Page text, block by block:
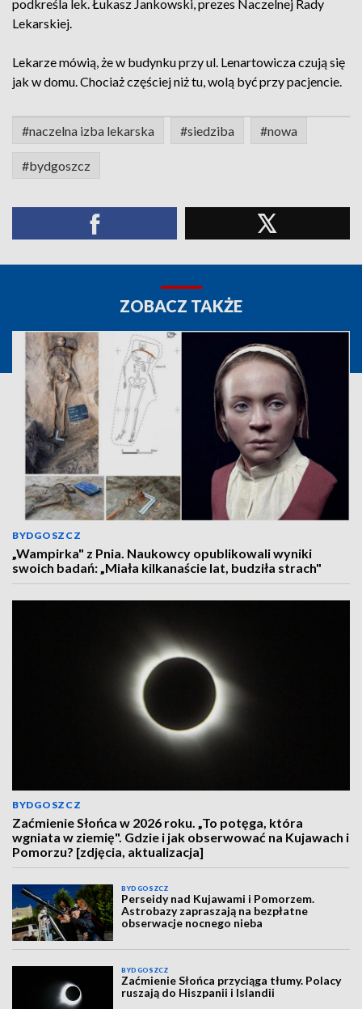
podkreśla lek. Łukasz Jankowski, prezes Naczelnej Rady
Lekarskiej.
Lekarze mówią, że w budynku przy ul. Lenartowicza czują się
jak w domu. Chociaż częściej niż tu, wolą być przy pacjencie.
#naczelna izba lekarska #siedziba #nowa
#bydgoszcz
ZOBACZ TAKŻE
BYDGOSZCZ
„Wampirka" z Pnia. Naukowcy opublikowali wyniki
swoich badań: „Miała kilkanaście lat, budziła strach"
BYDGOSZCZ
Zaćmienie Słońca w 2026 roku. „To potęga, która
wgniata w ziemię". Gdzie i jak obserwować na Kujawach i
Pomorzu? [zdjęcia, aktualizacja]
BYDGOSZCZ
Perseidy nad Kujawami i Pomorzem.
Astrobazy zapraszają na bezpłatne
obserwacje nocnego nieba
BYDGOSZCZ
Zaćmienie Słońca przyciąga tłumy. Polacy
ruszają do Hiszpanii i Islandii